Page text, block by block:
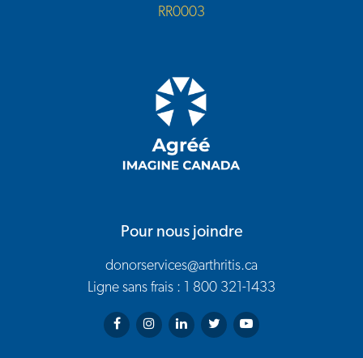
RR0003
Pour nous joindre
donorservices@arthritis.ca
Ligne sans frais : 1 800 321-1433
Arthritis Society on Facebook
Arthritis Society on Instagram
Arthritis Society on LinkedIn
Arthritis Society on Twitter
Arthritis Society on